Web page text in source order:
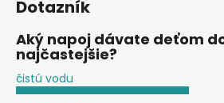
Dotazník
Aký napoj dávate deťom
najčastejšie?
čistú vodu